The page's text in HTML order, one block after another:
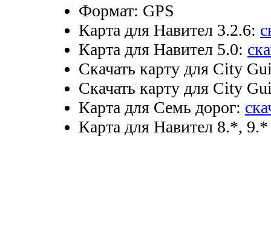
Формат: GPS
Карта для Навител 3.2.6:
Карта для Навител 5.0:
Скачать карту для City
Скачать карту для City
Карта для Семь дорог:
Карта для Навител 8.*,